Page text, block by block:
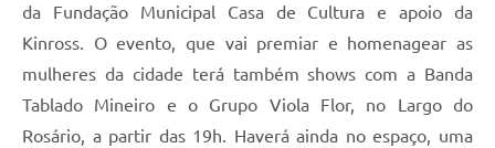
da Fundação Municipal Casa de Cultura e apoio da
Kinross. O evento, que vai premiar e homenagear as
mulheres da cidade terá também shows com a Banda
Tablado Mineiro e o Grupo Viola Flor, no Largo do
Rosário, a partir das 19h. Haverá ainda no espaço, uma